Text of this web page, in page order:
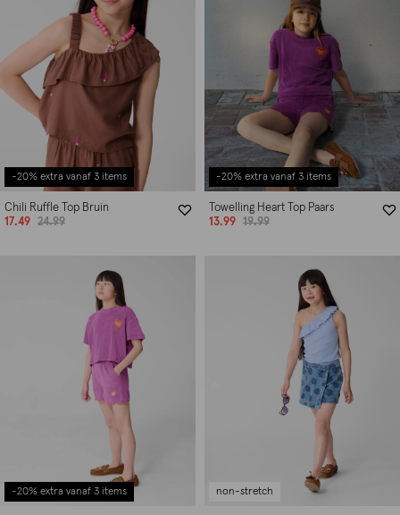
-20% extra vanaf 3 items
Chili Ruffle Top Bruin
17.49
24.99
-20% extra vanaf 3 items
Towelling Heart Top Paars
13.99
19.99
-20% extra vanaf 3 items non-stretch